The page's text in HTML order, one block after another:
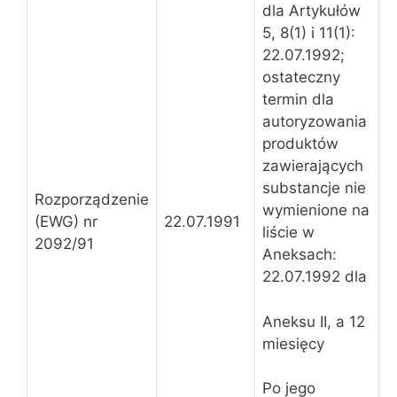
Rozporządzenie
(EWG) nr
2092/91
22.07.1991
dla Artykułów
5, 8(1) i 11(1):
22.07.1992;
ostateczny
termin dla
autoryzowania
produktów
zawierających
substancje nie
wymienione na
liście w
Aneksach:
22.07.1992 dla
Aneksu II, a 12
miesięcy
Po jego